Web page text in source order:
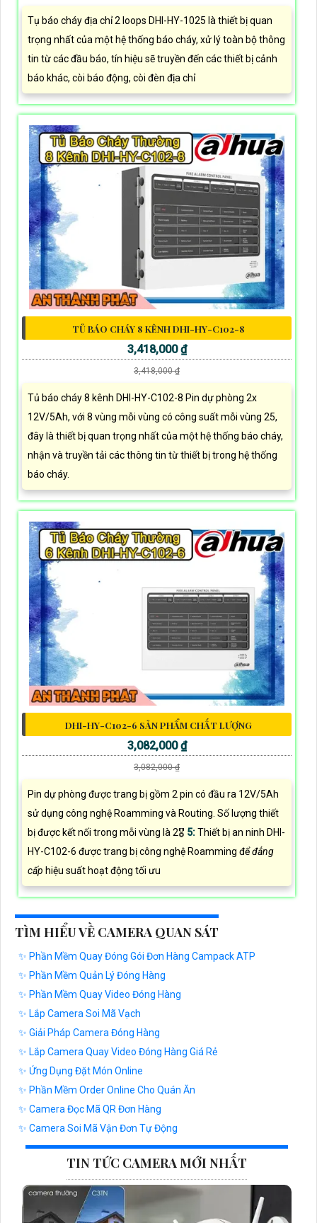
Tụ báo cháy địa chỉ 2 loops DHI-HY-1025 là thiết bị quan
trọng nhất của một hệ thống báo cháy, xử lý toàn bộ thông
tin từ các đầu báo, tín hiệu sẽ truyền đến các thiết bị cảnh
báo khác, còi báo động, còi đèn địa chỉ
TỦ BÁO CHÁY 8 KÊNH DHI-HY-C102-8
3,418,000 ₫
3,418,000 ₫
Tủ báo cháy 8 kênh DHI-HY-C102-8 Pin dự phòng 2x
12V/5Ah, với 8 vùng mỗi vùng có công suất mỗi vùng 25,
đây là thiết bị quan trọng nhất của một hệ thống báo cháy,
nhận và truyền tải các thông tin từ thiết bị trong hệ thống
báo cháy.
DHI-HY-C102-6 SẢN PHẨM CHẤT LƯỢNG
3,082,000 ₫
3,082,000 ₫
Pin dự phòng được trang bị gồm 2 pin có đầu ra 12V/5Ah
sử dụng công nghệ Roamming và Routing. Số lượng thiết
bị được kết nối trong mỗi vùng là 2🎖️ 5:Thiết bị an ninh DHI-
HY-C102-6 được trang bị công nghệ Roamming đểđẳng
cấp hiệu suất hoạt động tối ưu
TÌM HIỂU VỀ CAMERA QUAN SÁT
✨ Phần Mềm Quay Đóng Gói Đơn Hàng Campack ATP
✨ Phần Mềm Quản Lý Đóng Hàng
✨ Phần Mềm Quay Video Đóng Hàng
✨ Lắp Camera Soi Mã Vạch
✨ Giải Pháp Camera Đóng Hàng
✨ Lắp Camera Quay Video Đóng Hàng Giá Rẻ
✨ Ứng Dụng Đặt Món Online
✨ Phần Mềm Order Online Cho Quán Ăn
✨ Camera Đọc Mã QR Đơn Hàng
✨ Camera Soi Mã Vận Đơn Tự Động
TIN TỨC CAMERA MỚI NHẤT